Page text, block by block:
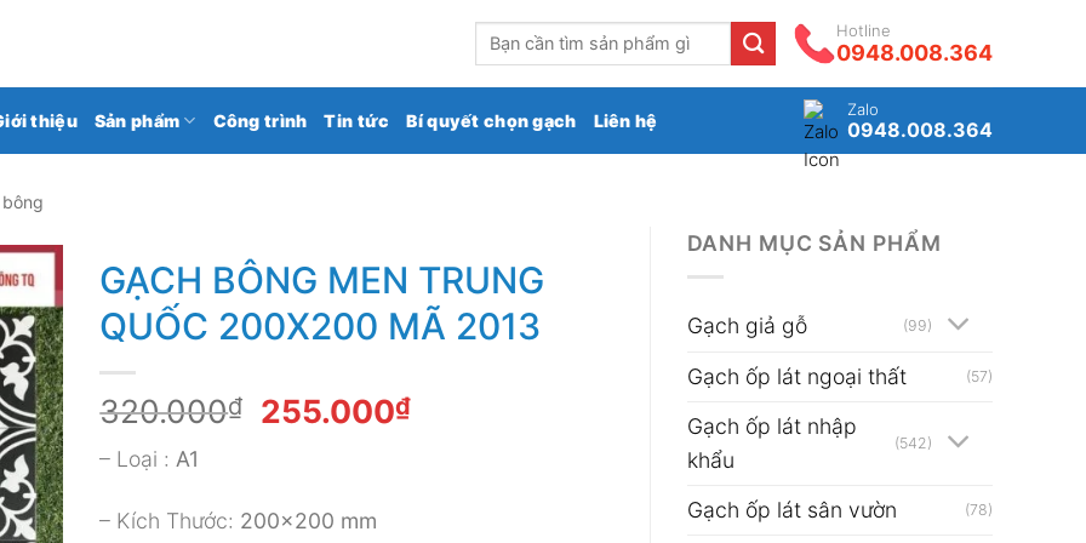
Tìm
kiếm:
Hotline
0948.008.364
thiệu Sản phẩm Công trình Tin tức Bí quyết chọn gạch Liên hệ
Zalo
0948.008.364
DANH MỤC SẢN PHẨM
Gạch giả gỗ (99)
Gạch ốp lát ngoại thất (57)
Gạch ốp lát nhập
khẩu
(542)
Gạch ốp lát sân vườn (78)
GẠCH BÔNG MEN TRUNG
QUỐC 200X200 MÃ 2013
320.000₫
Giá
320.000₫.
255.000₫Giá
– Loại : A1
– Kích Thước: 200×200 mm